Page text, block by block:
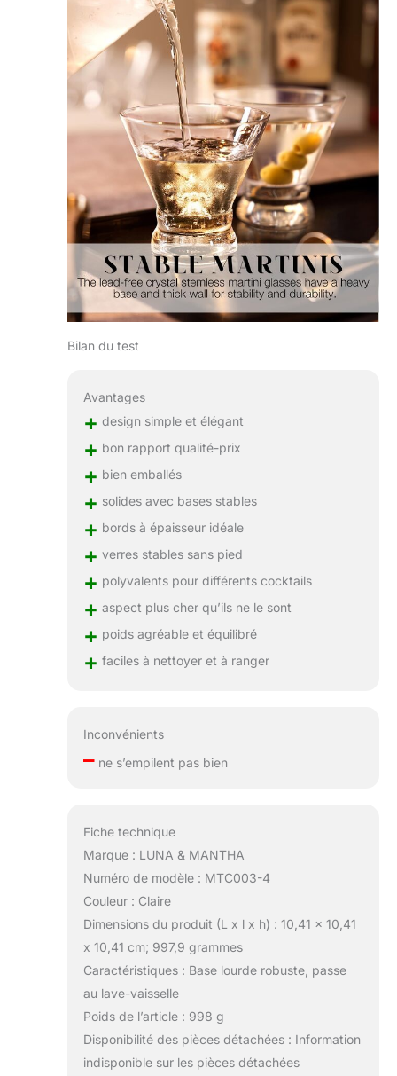
Bilan du test
Avantages
+ design simple et élégant
+ bon rapport qualité-prix
+ bien emballés
+ solides avec bases stables
+ bords à épaisseur idéale
+ verres stables sans pied
+ polyvalents pour différents cocktails
+ aspect plus cher qu’ils ne le sont
+ poids agréable et équilibré
+ faciles à nettoyer et à ranger
Inconvénients
–ne s’empilent pas bien
Fiche technique
Marque : LUNA & MANTHA
Numéro de modèle : MTC003-4
Couleur : Claire
Dimensions du produit (L x l x h) : 10,41 x 10,41
x 10,41 cm; 997,9 grammes
Caractéristiques : Base lourde robuste, passe
au lave-vaisselle
Poids de l’article : 998 g
Disponibilité des pièces détachées : Information
indisponible sur les pièces détachées